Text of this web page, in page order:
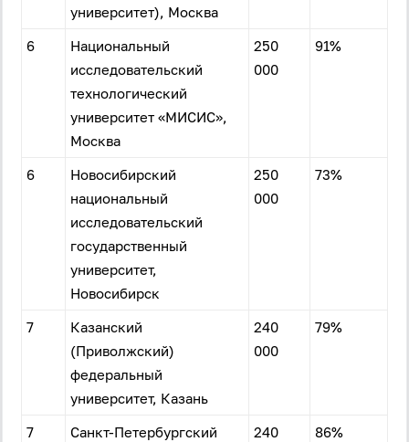
университет), Москва
6
Национальный
исследовательский
технологический
университет «МИСИС»,
Москва
250
000
91%
6
Новосибирский
национальный
исследовательский
государственный
университет,
Новосибирск
250
000
73%
7
Казанский
(Приволжский)
федеральный
университет, Казань
240
000
79%
7
Санкт-Петербургский
240
86%